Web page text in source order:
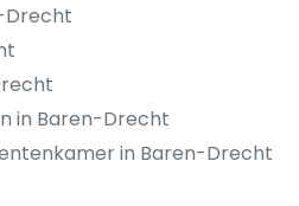
Drecht
in Baren-Drecht
in Baren-Drecht